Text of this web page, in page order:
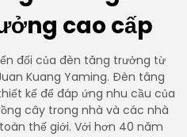
cao cấp
đổi của đèn tăng trưởng từ
Kuang Yaming. Đèn tăng
kế để đáp ứng nhu cầu của
cây trong nhà và các nhà
thế giới. Với hơn 40 năm